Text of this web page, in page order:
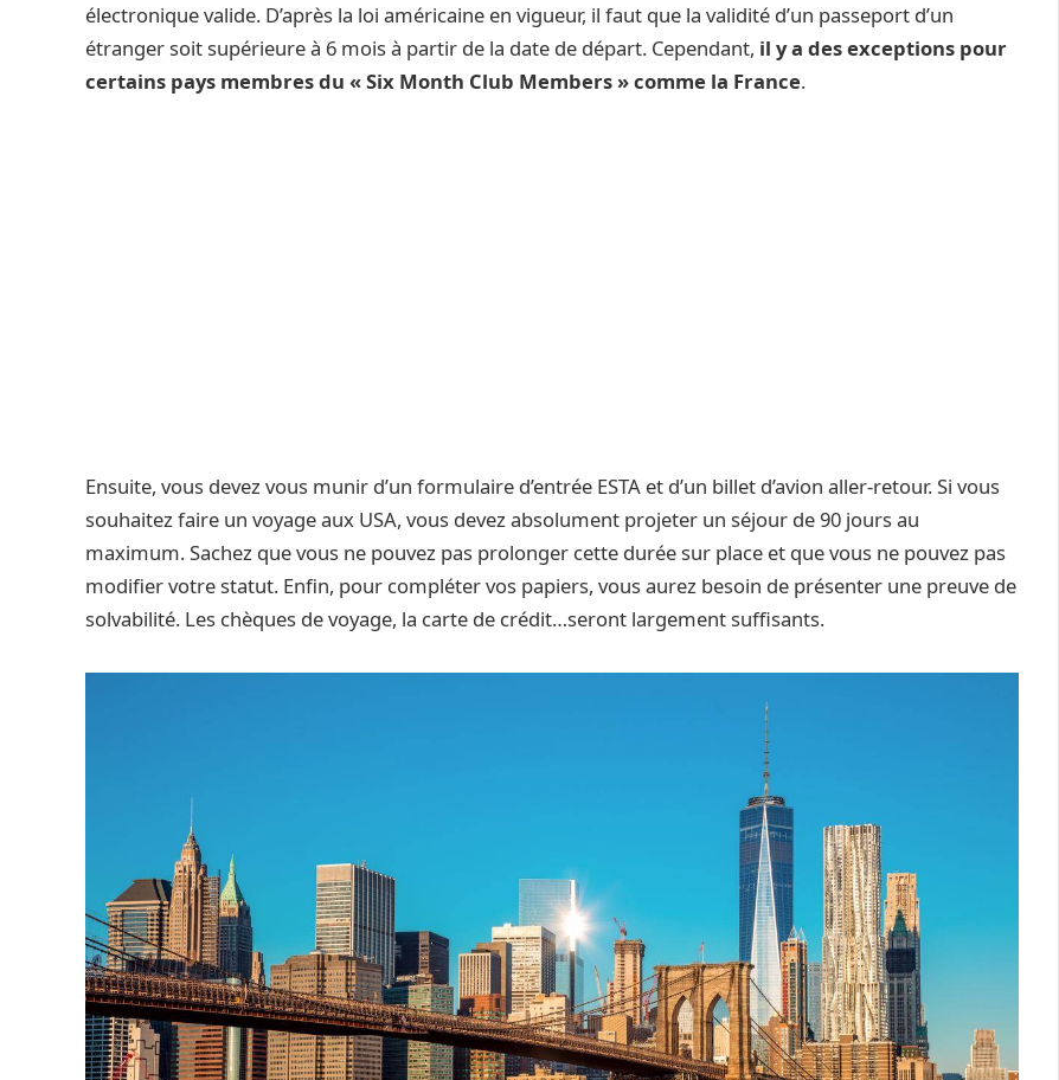
électronique valide. D’après la loi américaine en vigueur, il faut que la validité d’un passeport d’un
étranger soit supérieure à 6 mois à partir de la date de départ. Cependant, il y a des exceptions pour
certains pays membres du « Six Month Club Members » comme la France.
Ensuite, vous devez vous munir d’un formulaire d’entrée ESTA et d’un billet d’avion aller-retour. Si vous
souhaitez faire un voyage aux USA, vous devez absolument projeter un séjour de 90 jours au
maximum. Sachez que vous ne pouvez pas prolonger cette durée sur place et que vous ne pouvez pas
modifier votre statut. Enfin, pour compléter vos papiers, vous aurez besoin de présenter une preuve de
solvabilité. Les chèques de voyage, la carte de crédit…seront largement suffisants.